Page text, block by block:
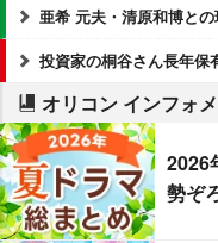
亜希 元夫・清原和博と
投資家の桐谷さん長年保
オリコン インフォ
2026
勢ぞ